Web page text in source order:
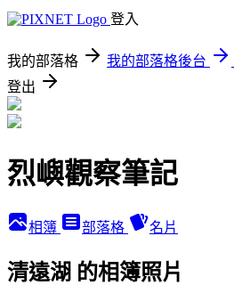
登入
我的部落格 我的部落格後台
登出
烈嶼觀察筆記
相簿 部落格 名片
清遠湖 的相簿照片